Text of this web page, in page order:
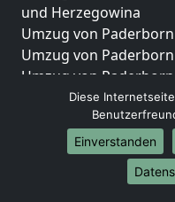
und Herzegowina
Umzug von
Umzug von
Umzug von
Umzug von
Umzug von
Umzug von
Umzug von
Umzug von
Diese
Einverstanden